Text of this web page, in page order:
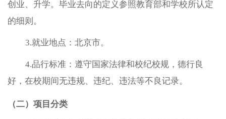
创业、升学。毕业去向的定义参照教育部和学校所认定
的细则。
3.就业地点：北京市。
4.品行标准：遵守国家法律和校纪校规，德行良
好，在校期间无违规、违纪、违法等不良记录。
（二）项目分类